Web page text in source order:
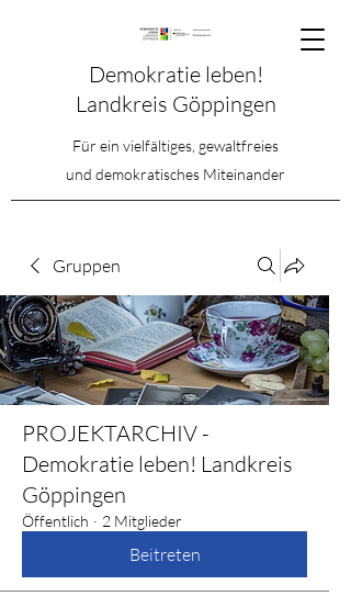
Demokratie leben!
Landkreis Göppingen
Für ein vielfältiges, gewaltfreies
und demokratisches Miteinander
Gruppen
PROJEKTARCHIV -
Demokratie leben! Landkreis
Göppingen
Öffentlich · 2 Mitglieder
Beitreten